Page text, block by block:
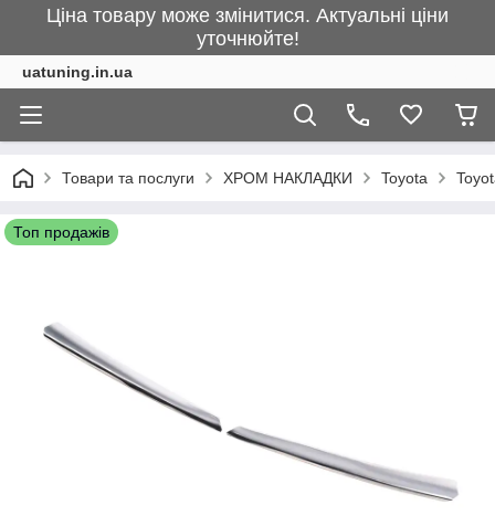
Ціна товару може змінитися. Актуальні ціни
уточнюйте!
uatuning.in.ua
Товари та послуги ХРОМ НАКЛАДКИ Toyota
Топ продажів